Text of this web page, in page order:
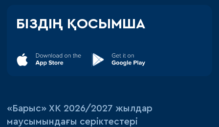
БІЗДІҢ ҚОСЫМША
«‎Барыс»‎ ХК 2026/2027 жылдар
маусымындағы серіктестері